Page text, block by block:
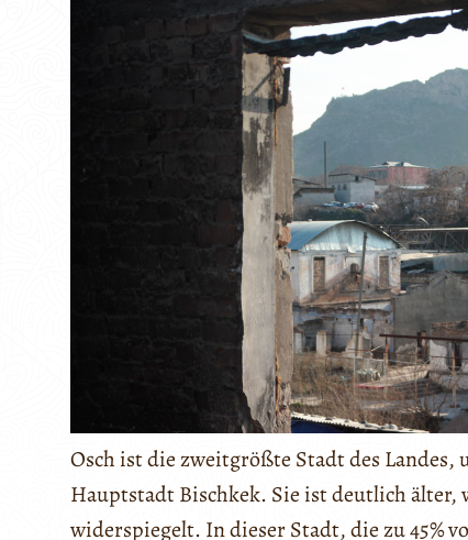
Osch ist die zweitgrößte Stadt des Landes,
Hauptstadt Bischkek. Sie ist deutlich
widerspiegelt. In dieser Stadt, die zu 45%